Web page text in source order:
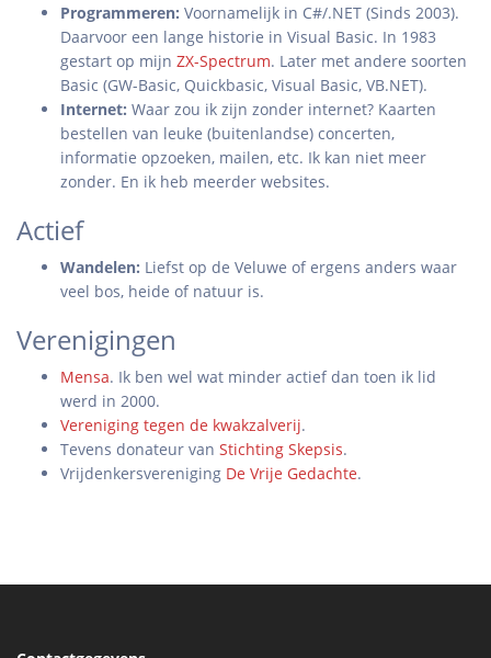
Programmeren: Voornamelijk in C#/.NET (Sinds 2003).
Daarvoor een lange historie in Visual Basic. In 1983
gestart op mijn ZX-Spectrum. Later met andere soorten
Basic (GW-Basic, Quickbasic, Visual Basic, VB.NET).
Internet: Waar zou ik zijn zonder internet? Kaarten
bestellen van leuke (buitenlandse) concerten,
informatie opzoeken, mailen, etc. Ik kan niet meer
zonder. En ik heb meerder websites.
Actief
Wandelen: Liefst op de Veluwe of ergens anders waar
veel bos, heide of natuur is.
Verenigingen
Mensa. Ik ben wel wat minder actief dan toen ik lid
werd in 2000.
Vereniging tegen de kwakzalverij.
Tevens donateur van Stichting Skepsis.
Vrijdenkersvereniging De Vrije Gedachte.